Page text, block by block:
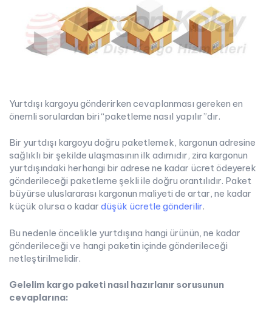
Yurtdışı kargoyu gönderirken cevaplanması gereken en
önemli sorulardan biri “paketleme nasıl yapılır”dır.
Bir yurtdışı kargoyu doğru paketlemek, kargonun adresine
sağlıklı bir şekilde ulaşmasının ilk adımıdır, zira kargonun
yurtdışındaki herhangi bir adrese ne kadar ücret ödeyerek
gönderileceği paketleme şekli ile doğru orantılıdır. Paket
büyürse uluslararası kargonun maliyeti de artar, ne kadar
küçük olursa o kadar düşük ücretle gönderilir.
Bu nedenle öncelikle yurtdışına hangi ürünün, ne kadar
gönderileceği ve hangi paketin içinde gönderileceği
netleştirilmelidir.
Gelelim kargo paketi nasıl hazırlanır sorusunun
cevaplarına: